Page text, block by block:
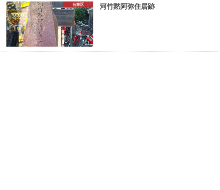
台東区 河竹黙阿弥住居跡